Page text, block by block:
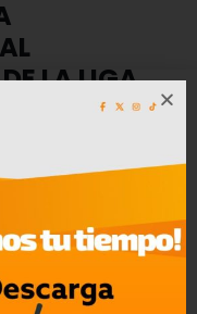
LA LIGA
DE
DE
Leer mas